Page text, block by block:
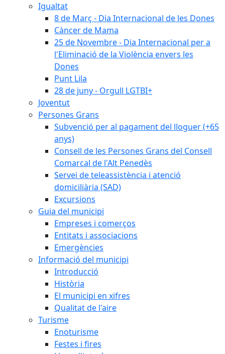
Igualtat
8 de Març - Dia Internacional de les Dones
Càncer de Mama
25 de Novembre - Dia Internacional per a
l'Eliminació de la Violència envers les
Dones
Punt Lila
28 de juny - Orgull LGTBI+
Joventut
Persones Grans
Subvenció per al pagament del lloguer (+65
anys)
Consell de les Persones Grans del Consell
Comarcal de l'Alt Penedès
Servei de teleassistència i atenció
domiciliària (SAD)
Excursions
Guia del municipi
Empreses i comerços
Entitats i associacions
Emergències
Informació del municipi
Introducció
Història
El municipi en xifres
Qualitat de l'aire
Turisme
Enoturisme
Festes i fires